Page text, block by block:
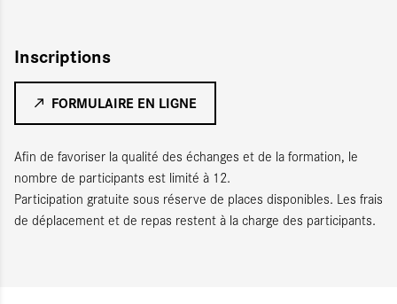
Inscriptions
FORMULAIRE EN LIGNE
Afin de favoriser la qualité des échanges et de la formation, le
nombre de participants est limité à 12.
Participation gratuite sous réserve de places disponibles. Les frais
de déplacement et de repas restent à la charge des participants.